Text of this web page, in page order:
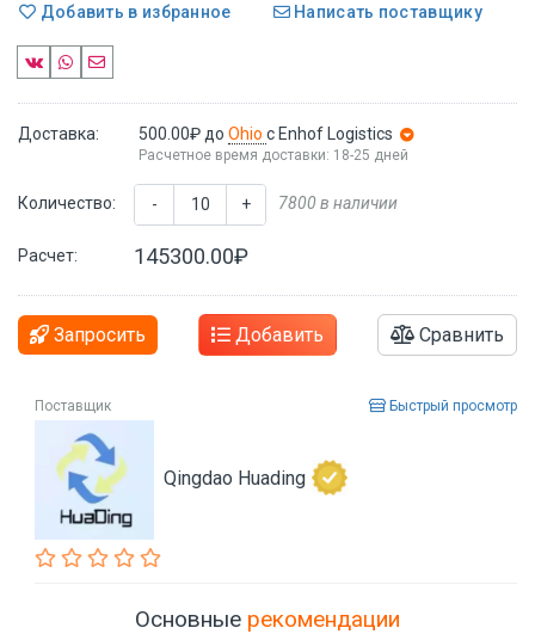
Добавить в избранное
Написать поставщику
Доставка: 500.00₽ до Ohio с Enhof Logistics
Расчетное время доставки: 18-25 дней
Количество: - + 7800 в наличии
Расчет: 145300.00₽
Запросить Добавить Сравнить
Поставщик Быстрый просмотр
Qingdao Huading
Основные рекомендации